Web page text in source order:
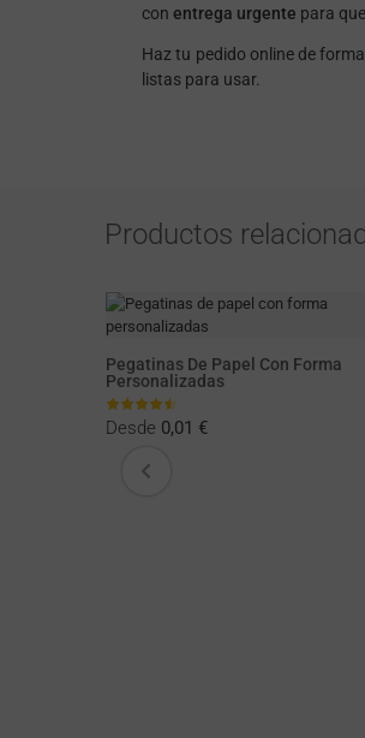
conentrega urgente para
Haz tu pedido online de
listas para usar.
Productos
Pegatinas De Papel Con Forma
Personalizadas
Desde 0,01 €